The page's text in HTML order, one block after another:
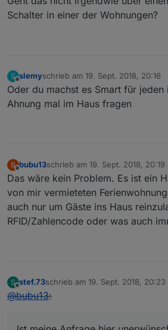
Schalter in einer der Wohnungen?
S
Offline
slemyschrieb am 19. Sept. 2018, 20:16
zuletzt editiert von
Oder du machst es Smart für jeden
Ahnung mal im Haus fragen
B
Offline
bubu13schrieb am 19. Sept. 2018, 20:19
zuletzt editiert von
Das wäre kein Problem. Es ist ein
von mir vermieteten
auch nur um Gäste ins Haus
RFID/Zahlencode oder was auch
S
Offline
stef.73schrieb am 19. Sept. 2018, 20:23
zuletzt editiert von
@bubu13: